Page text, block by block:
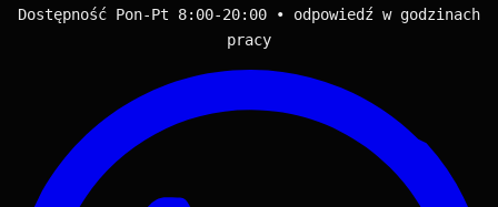
Dostępność Pon-Pt 8:00-20:00 • odpowiedź w godzinach
pracy